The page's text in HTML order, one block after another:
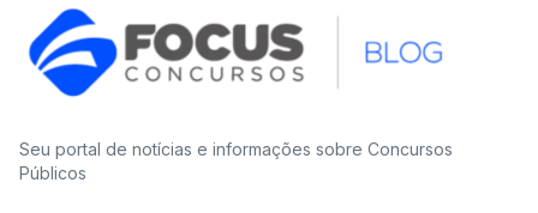
Seu portal de notícias e informações sobre Concursos
Públicos